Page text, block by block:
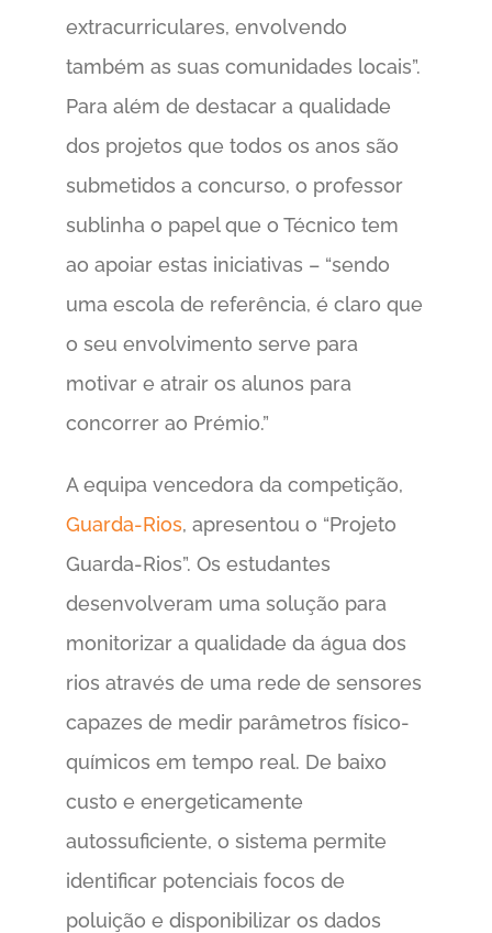
extracurriculares, envolvendo
também as suas comunidades locais”.
Para além de destacar a qualidade
dos projetos que todos os anos são
submetidos a concurso, o professor
sublinha o papel que o Técnico tem
ao apoiar estas iniciativas – “sendo
uma escola de referência, é claro que
o seu envolvimento serve para
motivar e atrair os alunos para
concorrer ao Prémio.”
A equipa vencedora da competição,
Guarda-Rios, apresentou o “Projeto
Guarda-Rios”. Os estudantes
desenvolveram uma solução para
monitorizar a qualidade da água dos
rios através de uma rede de sensores
capazes de medir parâmetros físico-
químicos em tempo real. De baixo
custo e energeticamente
autossuficiente, o sistema permite
identificar potenciais focos de
poluição e disponibilizar os dados